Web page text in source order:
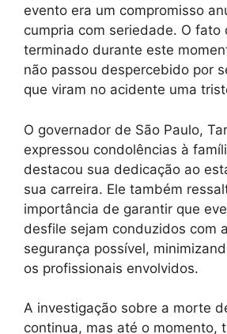
evento era um compromisso
cumpria com seriedade. O fato
terminado durante este
não passou despercebido por
que viram no acidente uma
O governador de São Paulo,
expressou condolências à
destacou sua dedicação ao
sua carreira. Ele também
importância de garantir que
desfile sejam conduzidos com
segurança possível,
os profissionais envolvidos.
A investigação sobre a morte
continua, mas até o momento,